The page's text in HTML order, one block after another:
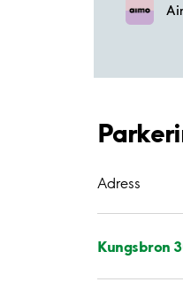
Adress
Kungsbron